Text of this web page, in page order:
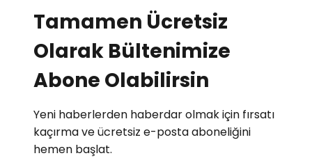
Tamamen Ücretsiz
Olarak Bültenimize
Abone Olabilirsin
Yeni haberlerden haberdar olmak için fırsatı
kaçırma ve ücretsiz e-posta aboneliğini
hemen başlat.